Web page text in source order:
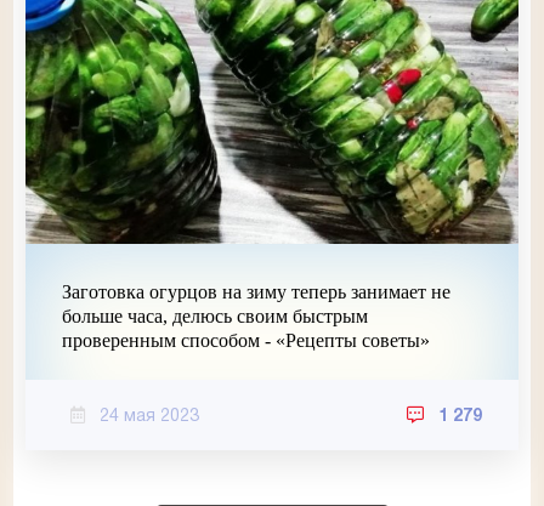
Заготовка огурцов на зиму теперь занимает не
больше часа, делюсь своим быстрым
проверенным способом - «Рецепты советы»
24 мая 2023 1 279